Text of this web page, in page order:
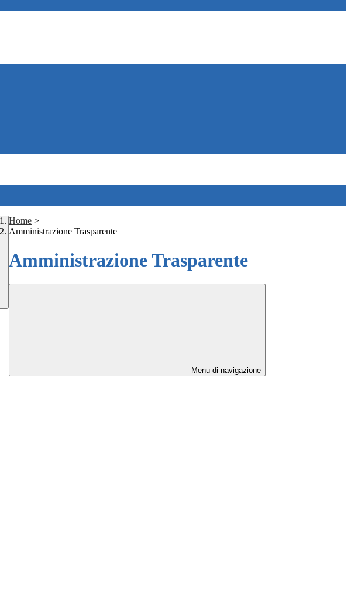
Home >
Amministrazione Trasparente
Amministrazione Trasparente
Menu di navigazione